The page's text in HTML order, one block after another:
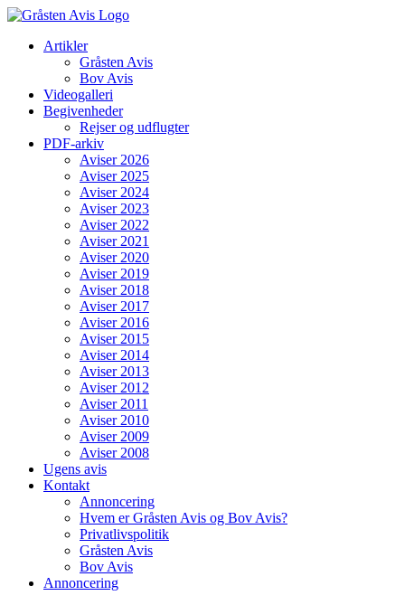
Skip
contentArtikler
Gråsten Avis
Bov Avis
Videogalleri
Begivenheder
Rejser og udflugter
PDF-arkiv
Aviser 2026
Aviser 2025
Aviser 2024
Aviser 2023
Aviser 2022
Aviser 2021
Aviser 2020
Aviser 2019
Aviser 2018
Aviser 2017
Aviser 2016
Aviser 2015
Aviser 2014
Aviser 2013
Aviser 2012
Aviser 2011
Aviser 2010
Aviser 2009
Aviser 2008
Ugens avis
Kontakt
Annoncering
Hvem er Gråsten Avis og Bov Avis?
Privatlivspolitik
Gråsten Avis
Bov Avis
Annoncering